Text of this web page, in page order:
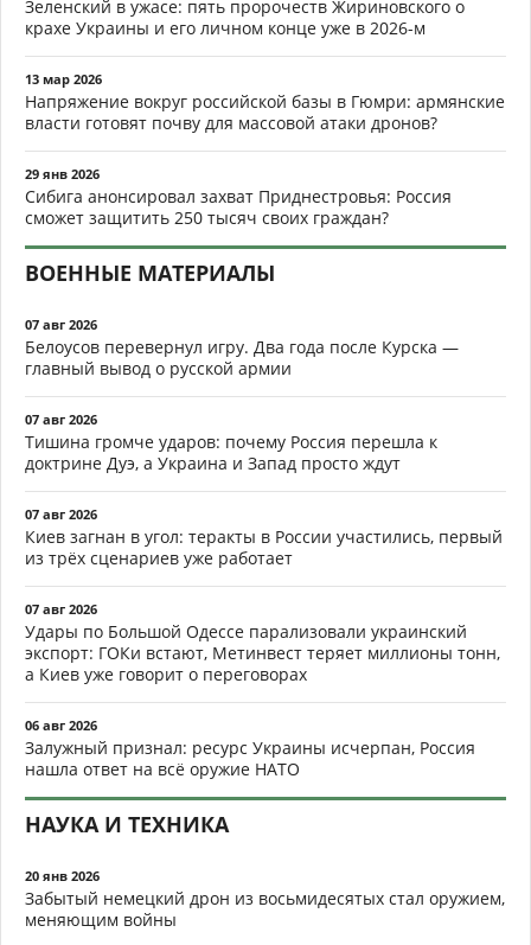
Зеленский в ужасе: пять пророчеств Жириновского о
крахе Украины и его личном конце уже в 2026-м
13 мар 2026
Напряжение вокруг российской базы в Гюмри: армянские
власти готовят почву для массовой атаки дронов?
29 янв 2026
Сибига анонсировал захват Приднестровья: Россия
сможет защитить 250 тысяч своих граждан?
ВОЕННЫЕ МАТЕРИАЛЫ
07 авг 2026
Белоусов перевернул игру. Два года после Курска —
главный вывод о русской армии
07 авг 2026
Тишина громче ударов: почему Россия перешла к
доктрине Дуэ, а Украина и Запад просто ждут
07 авг 2026
Киев загнан в угол: теракты в России участились, первый
из трёх сценариев уже работает
07 авг 2026
Удары по Большой Одессе парализовали украинский
экспорт: ГОКи встают, Метинвест теряет миллионы тонн,
а Киев уже говорит о переговорах
06 авг 2026
Залужный признал: ресурс Украины исчерпан, Россия
нашла ответ на всё оружие НАТО
НАУКА И ТЕХНИКА
20 янв 2026
Забытый немецкий дрон из восьмидесятых стал оружием,
меняющим войны